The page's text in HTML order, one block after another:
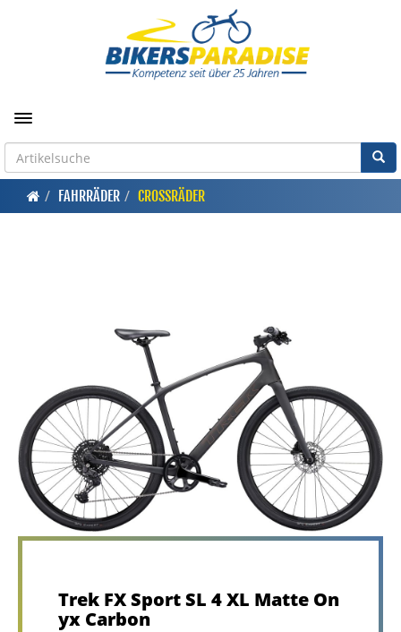
Toggle navigation
FAHRRÄDER CROSSRÄDER
Trek FX Sport SL 4 XL Matte On
yx Carbon